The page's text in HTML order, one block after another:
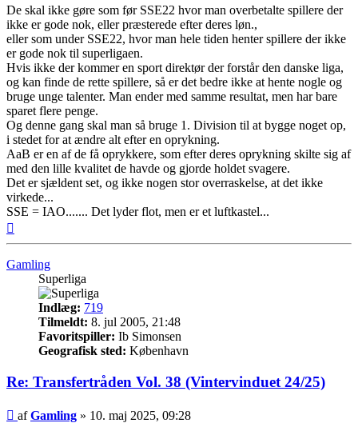
De skal ikke gøre som før SSE22 hvor man overbetalte spillere der
ikke er gode nok, eller præsterede efter deres løn.,
eller som under SSE22, hvor man hele tiden henter spillere der ikke
er gode nok til superligaen.
Hvis ikke der kommer en sport direktør der forstår den danske liga,
og kan finde de rette spillere, så er det bedre ikke at hente nogle og
bruge unge talenter. Man ender med samme resultat, men har bare
sparet flere penge.
Og denne gang skal man så bruge 1. Division til at bygge noget op,
i stedet for at ændre alt efter en oprykning.
AaB er en af de få oprykkere, som efter deres oprykning skilte sig af
med den lille kvalitet de havde og gjorde holdet svagere.
Det er sjældent set, og ikke nogen stor overraskelse, at det ikke
virkede...
SSE = IAO....... Det lyder flot, men er et luftkastel...
Gamling
Superliga
Indlæg: 719
Tilmeldt: 8. jul 2005, 21:48
Favoritspiller: Ib Simonsen
Geografisk sted: København
Re: Transfertråden Vol. 38 (Vintervinduet 24/25)
Indlæg
afGamling » 10. maj 2025, 09:28